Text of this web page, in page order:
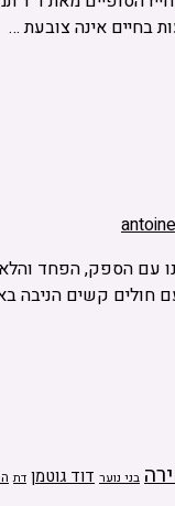
בחיים אינה צובעת …
הספק, הפחד והלא
חולים קשים הניבה
בני נוער דוד גוטמן דת